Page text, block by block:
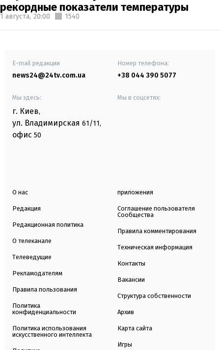
рекордные показатели температуры
1 августа, 20:00 1540
E-mail редакции
news24@24tv.com.ua
Номер телефона:
+38 044 390 5077
Мы здесь:
г. Киев,
ул. Владимирская 61/11,
офис 50
Мы в соцсетях:
О нас
Редакция
Редакционная политика
О телеканале
Телеведущие
Рекламодателям
Правила пользования
Политика
конфиденциальности
Политика использования
искусственного интеллекта
приложения
Соглашение пользователя
Сообщества
Правила комментирования
Техническая информация
Контакты
Вакансии
Структура собственности
Архив
Карта сайта
Игры